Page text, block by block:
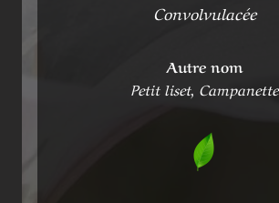
Convolvulacée
Autre nom
Petit liset, Campanette